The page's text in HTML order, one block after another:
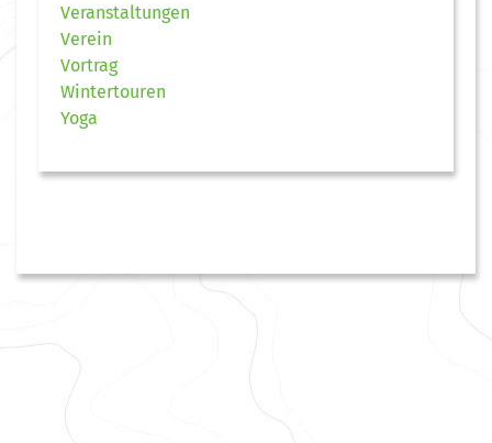
Veranstaltungen
Verein
Vortrag
Wintertouren
Yoga